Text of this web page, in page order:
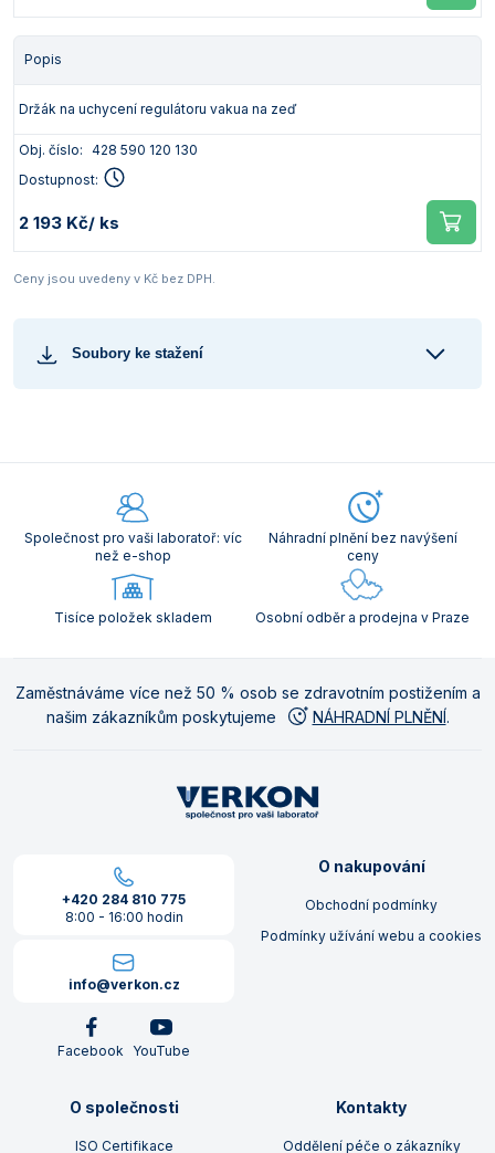
Popis
Držák na uchycení regulátoru vakua na zeď
Obj. číslo: 428 590 120 130
Dostupnost:
2 193 Kč/ ks
Ceny jsou uvedeny v Kč bez DPH.
Soubory ke stažení
Společnost pro vaši laboratoř: víc
než e-shop
Náhradní plnění bez navýšení
ceny
Tisíce položek skladem Osobní odběr a prodejna v Praze
Zaměstnáváme více než 50 % osob se zdravotním postižením a
našim zákazníkům poskytujeme
NÁHRADNÍ PLNĚNÍ.
+420 284 810 775
8:00 - 16:00 hodin
info@verkon.cz
Facebook YouTube
O nakupování
Obchodní podmínky
Podmínky užívání webu a cookies
O společnosti
ISO Certifikace
Kontakty
Oddělení péče o zákazníky